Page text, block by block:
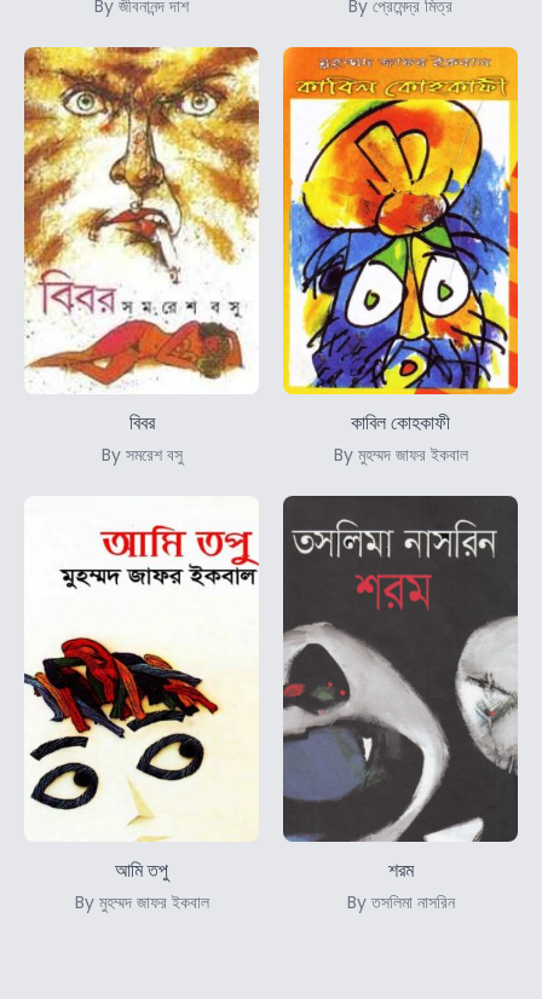
By জীবনানন্দ দাশ By প্রেমেন্দ্র মিত্র
বিবর
By সমরেশ বসু
কাবিল কোহকাফী
By মুহম্মদ জাফর ইকবাল
আমি তপু
By মুহম্মদ জাফর ইকবাল
শরম
By তসলিমা নাসরিন